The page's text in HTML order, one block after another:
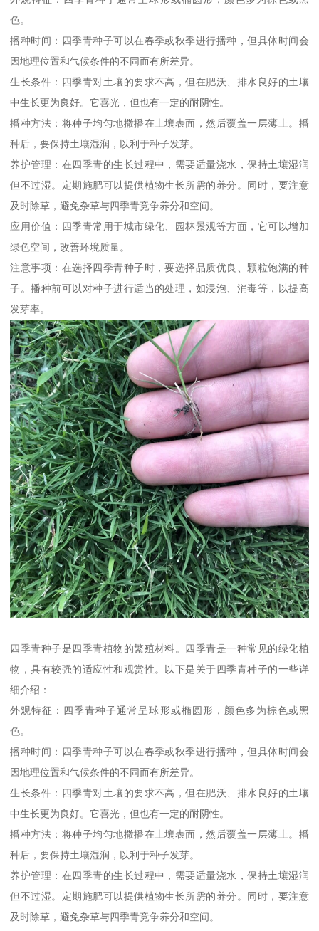
色。
播种时间：四季青种子可以在春季或秋季进行播种，但具体时间会
因地理位置和气候条件的不同而有所差异。
生长条件：四季青对土壤的要求不高，但在肥沃、排水良好的土壤
中生长更为良好。它喜光，但也有一定的耐阴性。
播种方法：将种子均匀地撒播在土壤表面，然后覆盖一层薄土。播
种后，要保持土壤湿润，以利于种子发芽。
养护管理：在四季青的生长过程中，需要适量浇水，保持土壤湿润
但不过湿。定期施肥可以提供植物生长所需的养分。同时，要注意
及时除草，避免杂草与四季青竞争养分和空间。
应用价值：四季青常用于城市绿化、园林景观等方面，它可以增加
绿色空间，改善环境质量。
注意事项：在选择四季青种子时，要选择品质优良、颗粒饱满的种
子。播种前可以对种子进行适当的处理，如浸泡、消毒等，以提高
发芽率。
四季青种子是四季青植物的繁殖材料。四季青是一种常见的绿化植
物，具有较强的适应性和观赏性。以下是关于四季青种子的一些详
细介绍：
外观特征：四季青种子通常呈球形或椭圆形，颜色多为棕色或黑
色。
播种时间：四季青种子可以在春季或秋季进行播种，但具体时间会
因地理位置和气候条件的不同而有所差异。
生长条件：四季青对土壤的要求不高，但在肥沃、排水良好的土壤
中生长更为良好。它喜光，但也有一定的耐阴性。
播种方法：将种子均匀地撒播在土壤表面，然后覆盖一层薄土。播
种后，要保持土壤湿润，以利于种子发芽。
养护管理：在四季青的生长过程中，需要适量浇水，保持土壤湿润
但不过湿。定期施肥可以提供植物生长所需的养分。同时，要注意
及时除草，避免杂草与四季青竞争养分和空间。